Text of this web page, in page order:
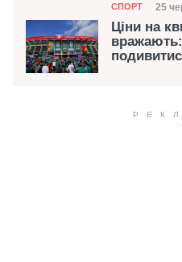
Категорія
СПОРТ 25
Ціни на